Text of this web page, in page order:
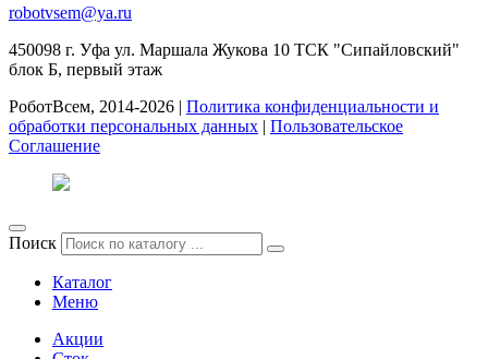
robotvsem@ya.ru
450098 г. Уфа ул. Маршала Жукова 10 ТСК "Сипайловский"
блок Б, первый этаж
РоботВсем, 2014-2026 | Политика конфиденциальности и
обработки персональных данных | Пользовательское
Соглашение
Поиск
Каталог
Меню
Акции